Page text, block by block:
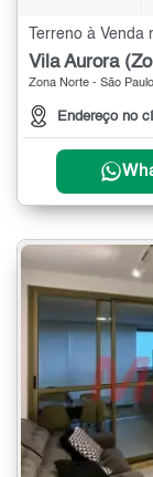
Vila Aurora
Zona Norte - São Paulo
Endereço no